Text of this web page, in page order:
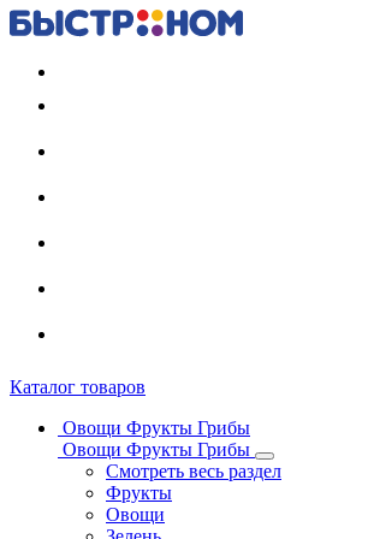
Каталог товаров
Овощи Фрукты Грибы
Овощи Фрукты Грибы
Смотреть весь раздел
Фрукты
Овощи